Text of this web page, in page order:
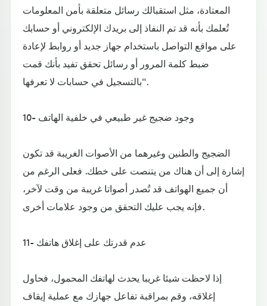
المعتادة، مثل استقبالك رسائل متعلقة بأمن المعلومات
تُعلمك بأنه قد تم النفاذ إلى بريدك الإلكتروني أو حسابك
على مواقع التواصل باستخدام جهاز جديد أو روابط لإعادة
ضبط كلمة المرور أو رسائل تحقق تفيد بأنك قمت
بالتسجيل في حسابات لا تعرفها".
10- وجود ضجيج غير طبيعي في خلفية الهاتف
الضجيج والطنين وغيرهما من الأصوات الغريبة قد تكون
إشارة إلى أن هناك من يتنصت على خطك. فعلى الرغم من
أن جميع الهواتف قد تُصدر أصواتا غريبة من وقت لآخر،
فإنه يجب عليك التحقق من وجود علامات أخرى.
11- عدم قدرتك على إغلاق هاتفك
إذا لاحظت شيئا غريبا يحدث لهاتفك المحمول، فحاول
إغلاقه، وقم بمراقبة تفاعل جهازك مع عملية إيقاف